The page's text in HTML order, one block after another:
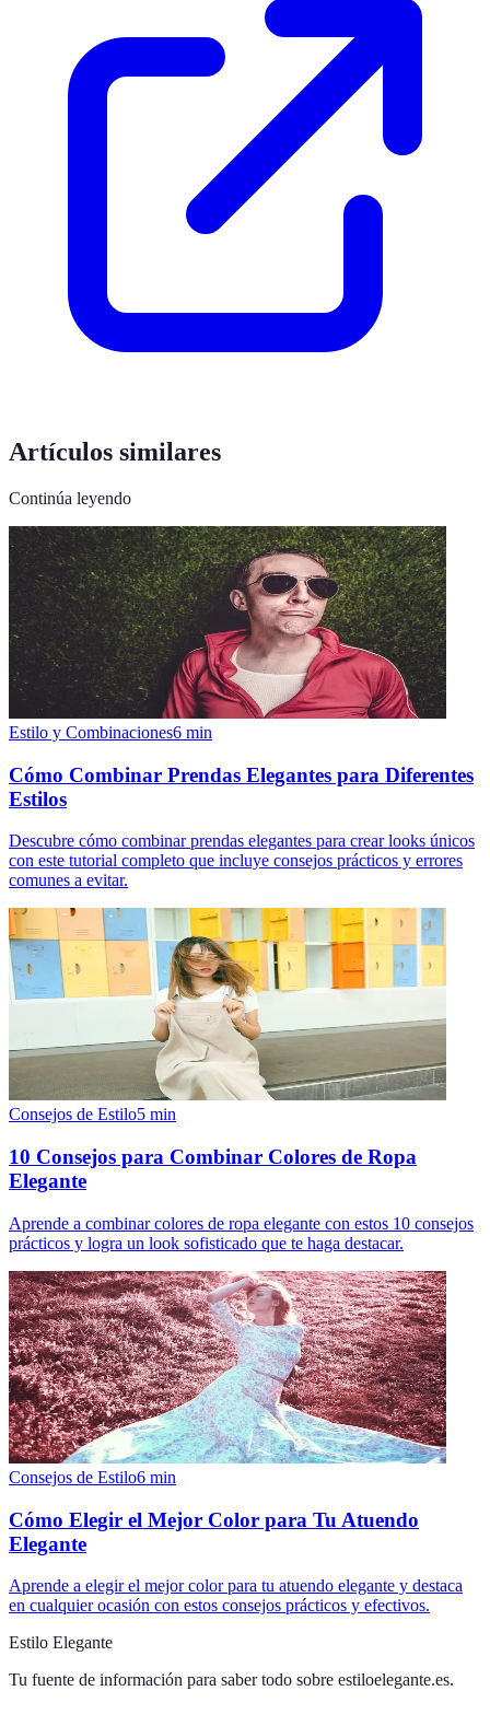
Artículos similares
Continúa leyendo
Estilo y Combinaciones6 min
Cómo Combinar Prendas Elegantes para Diferentes
Estilos
Descubre cómo combinar prendas elegantes para crear looks únicos
con este tutorial completo que incluye consejos prácticos y errores
comunes a evitar.
Consejos de Estilo5 min
10 Consejos para Combinar Colores de Ropa
Elegante
Aprende a combinar colores de ropa elegante con estos 10 consejos
prácticos y logra un look sofisticado que te haga destacar.
Consejos de Estilo6 min
Cómo Elegir el Mejor Color para Tu Atuendo
Elegante
Aprende a elegir el mejor color para tu atuendo elegante y destaca
en cualquier ocasión con estos consejos prácticos y efectivos.
Estilo Elegante
Tu fuente de información para saber todo sobre estiloelegante.es.